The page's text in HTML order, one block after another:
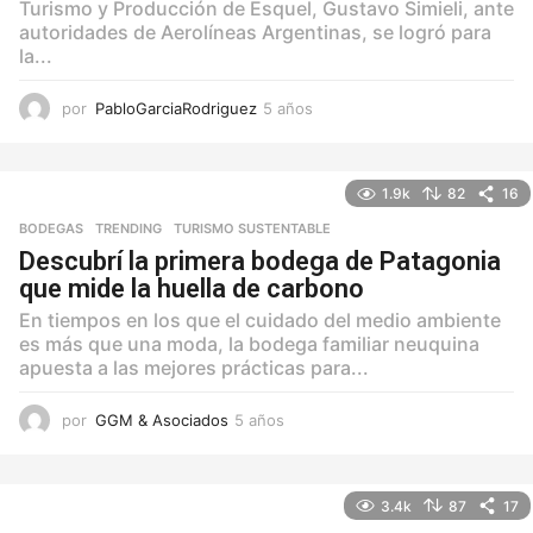
Turismo y Producción de Esquel, Gustavo Simieli, ante
autoridades de Aerolíneas Argentinas, se logró para
la...
por PabloGarciaRodriguez 5 años
1.9k 82 16
BODEGAS ,TRENDING ,TURISMO SUSTENTABLE
Descubrí la primera bodega de Patagonia
que mide la huella de carbono
En tiempos en los que el cuidado del medio ambiente
es más que una moda, la bodega familiar neuquina
apuesta a las mejores prácticas para...
por GGM & Asociados 5 años
3.4k 87 17